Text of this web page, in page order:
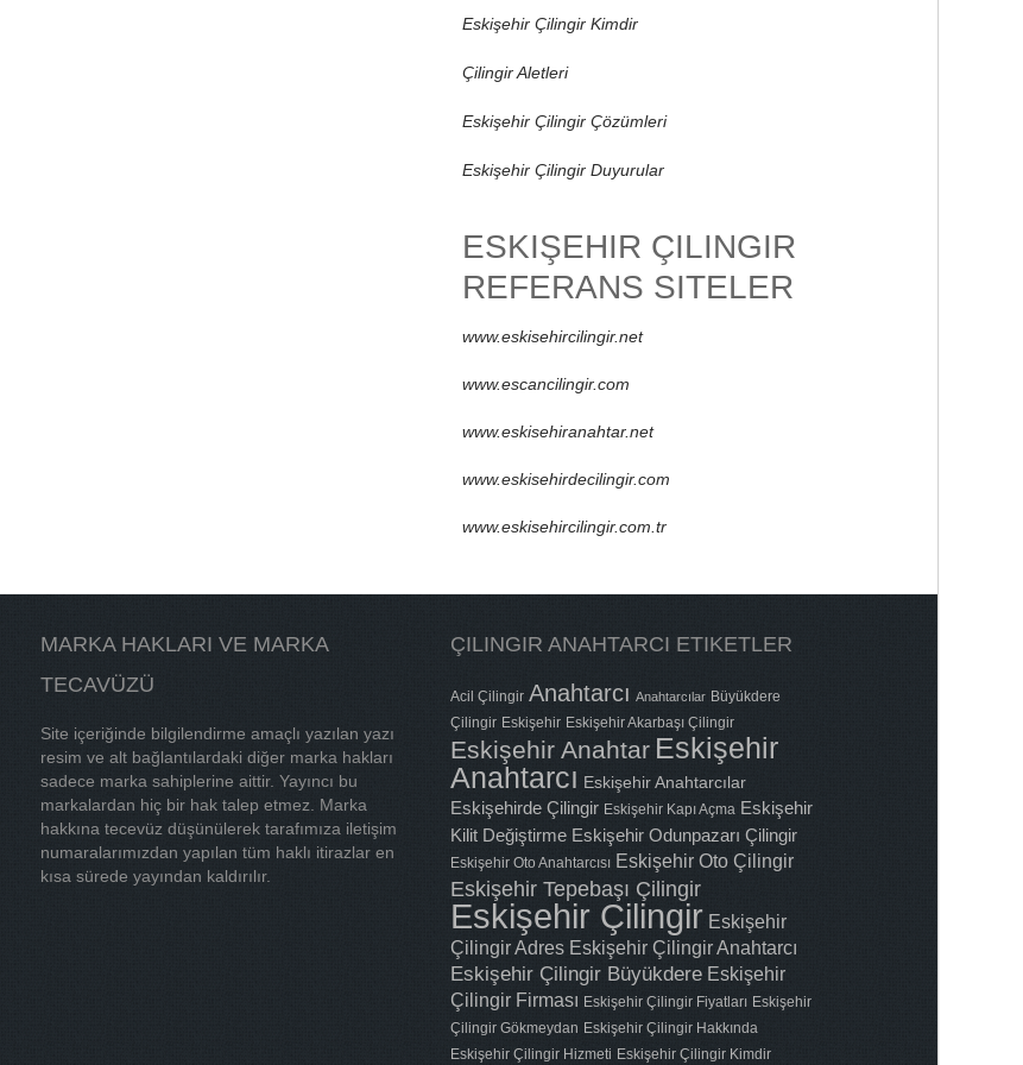
Eskişehir Çilingir Kimdir
Çilingir Aletleri
Eskişehir Çilingir Çözümleri
Eskişehir Çilingir Duyurular
ESKIŞEHIR ÇILINGIR
REFERANS SITELER
www.eskisehircilingir.net
www.escancilingir.com
www.eskisehiranahtar.net
www.eskisehirdecilingir.com
www.eskisehircilingir.com.tr
MARKA HAKLARI VE MARKA
TECAVÜZÜ
Site içeriğinde bilgilendirme amaçlı yazılan yazı
resim ve alt bağlantılardaki diğer marka hakları
sadece marka sahiplerine aittir. Yayıncı bu
markalardan hiç bir hak talep etmez. Marka
hakkına tecevüz düşünülerek tarafımıza iletişim
numaralarımızdan yapılan tüm haklı itirazlar en
kısa sürede yayından kaldırılır.
ÇILINGIR ANAHTARCI ETIKETLER
Acil Çilingir Anahtarcı Anahtarcılar Büyükdere
Çilingir Eskişehir Eskişehir Akarbaşı Çilingir
Eskişehir Anahtar Eskişehir
Anahtarcı Eskişehir Anahtarcılar
Eskişehirde Çilingir Eskişehir Kapı Açma Eskişehir
Kilit Değiştirme Eskişehir Odunpazarı Çilingir
Eskişehir Oto Anahtarcısı Eskişehir Oto Çilingir
Eskişehir Tepebaşı Çilingir
Eskişehir Çilingir Eskişehir
Çilingir Adres Eskişehir Çilingir Anahtarcı
Eskişehir Çilingir Büyükdere Eskişehir
Çilingir Firması Eskişehir Çilingir Fiyatları Eskişehir
Çilingir Gökmeydan Eskişehir Çilingir Hakkında
Eskişehir Çilingir Hizmeti Eskişehir Çilingir Kimdir